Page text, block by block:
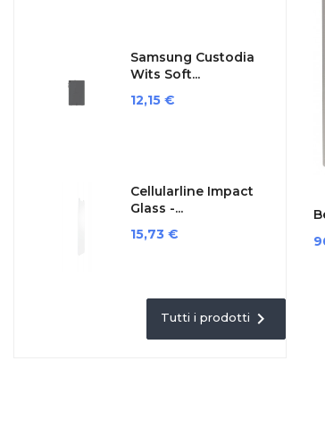
Samsung Custodia
Wits Soft...
Prezzo
12,15 €
Cellularline Impact
Glass -...
Prezzo
15,73 €
Tutti i prodotti 